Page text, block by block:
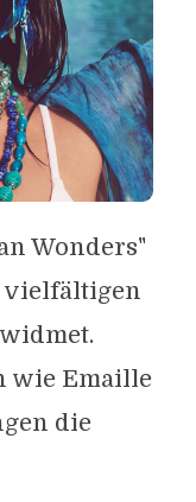
Wonders"
vielfältigen
wie Emaille
die